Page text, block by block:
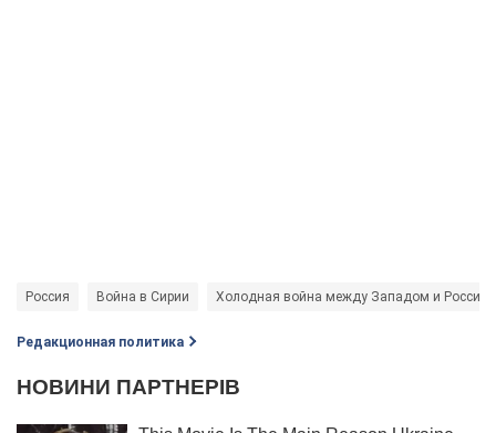
Россия Война в Сирии Холодная война между Западом и Россией
Редакционная политика